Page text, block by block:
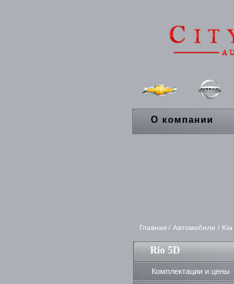
О компании
Главная / Автомобили / Kia
Rio 5D
Комплектации и цены